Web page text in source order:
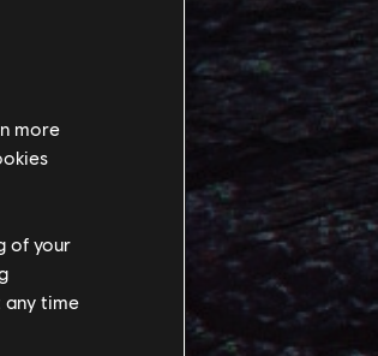
more
of your
any time